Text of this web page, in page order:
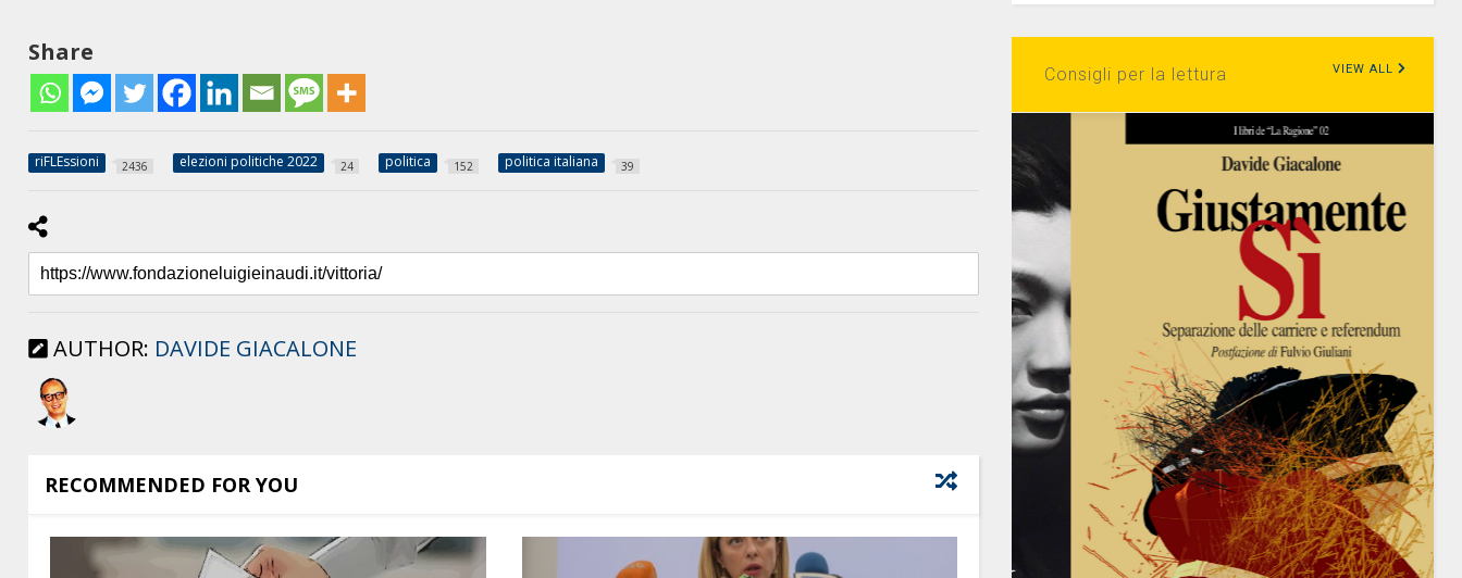
Share
riFLEssioni 2436 elezioni politiche 2022 24 politica 152 politica italiana 39
AUTHOR: DAVIDE GIACALONE
RECOMMENDED FOR YOU
Consigli per la lettura VIEW ALL